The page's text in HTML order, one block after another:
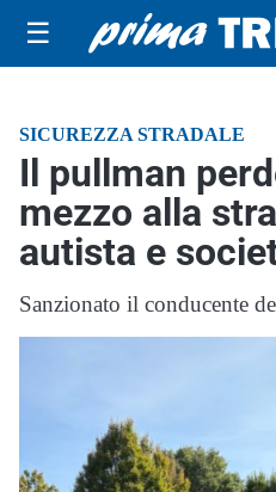
☰
SICUREZZA STRADALE
Il pullman
mezzo alla
autista e
Sanzionato il conducente